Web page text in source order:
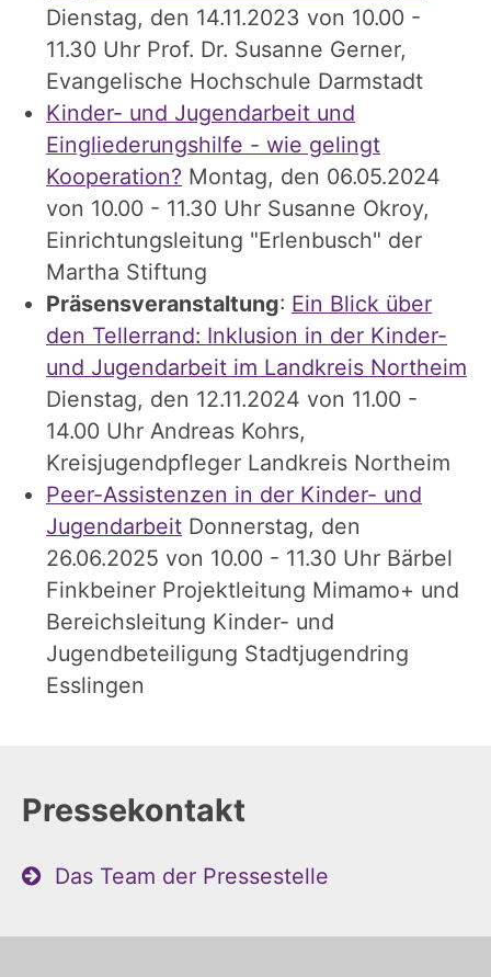
Dienstag, den 14.11.2023 von 10.00 -
11.30 Uhr Prof. Dr. Susanne Gerner,
Evangelische Hochschule Darmstadt
Kinder- und Jugendarbeit und
Eingliederungshilfe - wie gelingt
Kooperation? Montag, den 06.05.2024
von 10.00 - 11.30 Uhr Susanne Okroy,
Einrichtungsleitung "Erlenbusch" der
Martha Stiftung
Präsensveranstaltung: Ein Blick über
den Tellerrand: Inklusion in der Kinder-
und Jugendarbeit im Landkreis Northeim
Dienstag, den 12.11.2024 von 11.00 -
14.00 Uhr Andreas Kohrs,
Kreisjugendpfleger Landkreis Northeim
Peer-Assistenzen in der Kinder- und
Jugendarbeit Donnerstag, den
26.06.2025 von 10.00 - 11.30 Uhr Bärbel
Finkbeiner Projektleitung Mimamo+ und
Bereichsleitung Kinder- und
Jugendbeteiligung Stadtjugendring
Esslingen
Pressekontakt
Das Team der Pressestelle